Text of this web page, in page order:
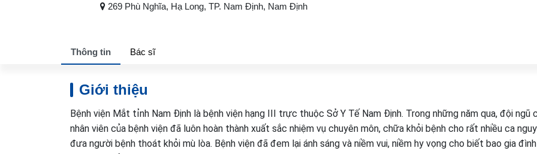
269 Phù Nghĩa, Hạ Long, TP. Nam Định, Nam Định
Thông tin Bác sĩ
Giới thiệu
Bệnh viện Mắt tỉnh Nam Định là bệnh viện hạng III trực thuộc Sở Y Tế Nam Định. Trong những năm qua, đội ngũ
nhân viên của bệnh viện đã luôn hoàn thành xuất sắc nhiệm vụ chuyên môn, chữa khỏi bệnh cho rất nhiều ca
đưa người bệnh thoát khỏi mù lòa. Bệnh viện đã đem lại ánh sáng và niềm vui, niềm hy vọng cho biết bao gia